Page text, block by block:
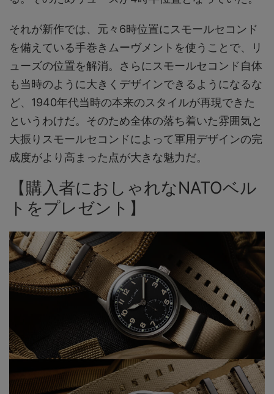
それが新作では、元々6時位置にスモールセコンド
を備えている手巻きムーヴメントを使うことで、リ
ューズの位置を解消。さらにスモールセコンド自体
も当時のように大きくデザインできるようになるな
ど、1940年代当時の本来のスタイルが再現できた
というわけだ。そのため全体の落ち着いた雰囲気と
大振りスモールセコンドによって軍用デザインの完
成度がより高まった点が大きな魅力だ。
【購入者におしゃれなNATOベル
トをプレゼント】